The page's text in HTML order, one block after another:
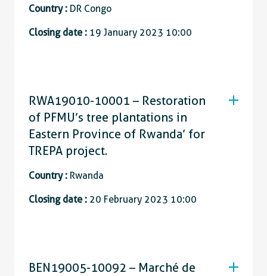
Country : DR Congo
Closing date : 19 January 2023 10:00
RWA19010-10001 – Restoration
of PFMU’s tree plantations in
Eastern Province of Rwanda’ for
TREPA project.
Country : Rwanda
Closing date : 20 February 2023 10:00
BEN19005-10092 – Marché de